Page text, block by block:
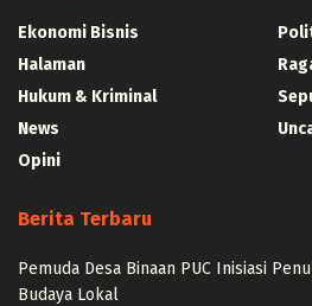
Ekonomi Bisnis
Halaman
Hukum & Kriminal
News
Opini
Berita Terbaru
Pemuda Desa Binaan PUC Inisiasi
Budaya Lokal